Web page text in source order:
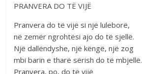
PRANVERA DO TË VIJË
Pranvera do të vijë si një luleborë,
në zemër ngrohtësi ajo do të sjellë.
Një dallëndyshe, një këngë, një zog
mbi barin e tharë sërish do të mbjellë.
Pranvera, po, do të vijë